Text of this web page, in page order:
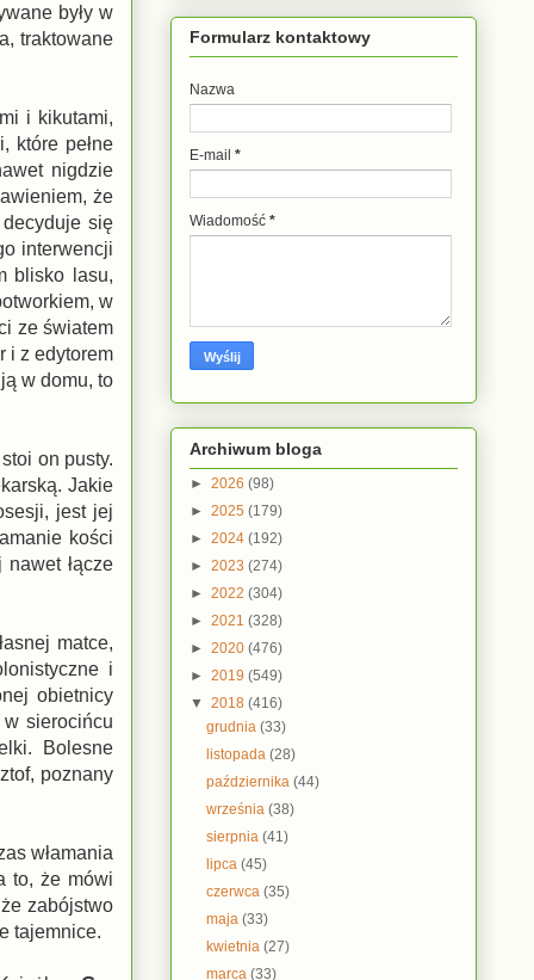
były w
traktowane
i kikutami,
które pełne
nigdzie
że
się
interwencji
blisko lasu,
w
ze światem
i z edytorem
w domu, to
on pusty.
Jakie
jest jej
kości
łącze
matce,
i
obietnicy
w sierocińcu
Bolesne
poznany
włamania
to, że mówi
zabójstwo
tajemnice.
Formularz kontaktowy
Nazwa
E-mail *
Wiadomość *
Archiwum bloga
► 2026 (98)
► 2025 (179)
► 2024 (192)
► 2023 (274)
► 2022 (304)
► 2021 (328)
► 2020 (476)
► 2019 (549)
▼ 2018 (416)
grudnia(33)
listopada(28)
października(44)
września(38)
sierpnia(41)
lipca(45)
czerwca(35)
maja(33)
kwietnia(27)
marca(33)